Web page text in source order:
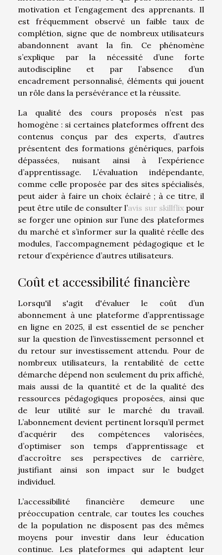
motivation et l’engagement des apprenants. Il
est fréquemment observé un faible taux de
complétion, signe que de nombreux utilisateurs
abandonnent avant la fin. Ce phénomène
s’explique par la nécessité d’une forte
autodiscipline et par l’absence d’un
encadrement personnalisé, éléments qui jouent
un rôle dans la persévérance et la réussite.
La qualité des cours proposés n’est pas
homogène : si certaines plateformes offrent des
contenus conçus par des experts, d’autres
présentent des formations génériques, parfois
dépassées, nuisant ainsi à l’expérience
d’apprentissage. L’évaluation indépendante,
comme celle proposée par des sites spécialisés,
peut aider à faire un choix éclairé ; à ce titre, il
peut être utile de consulter l’avis sur skillflixpour
se forger une opinion sur l’une des plateformes
du marché et s’informer sur la qualité réelle des
modules, l’accompagnement pédagogique et le
retour d’expérience d’autres utilisateurs.
Coût et accessibilité financière
Lorsqu'il s'agit d'évaluer le coût d’un
abonnement à une plateforme d’apprentissage
en ligne en 2025, il est essentiel de se pencher
sur la question de l’investissement personnel et
du retour sur investissement attendu. Pour de
nombreux utilisateurs, la rentabilité de cette
démarche dépend non seulement du prix affiché,
mais aussi de la quantité et de la qualité des
ressources pédagogiques proposées, ainsi que
de leur utilité sur le marché du travail.
L’abonnement devient pertinent lorsqu’il permet
d’acquérir des compétences valorisées,
d’optimiser son temps d’apprentissage et
d’accroître ses perspectives de carrière,
justifiant ainsi son impact sur le budget
individuel.
L’accessibilité financière demeure une
préoccupation centrale, car toutes les couches
de la population ne disposent pas des mêmes
moyens pour investir dans leur éducation
continue. Les plateformes qui adaptent leur